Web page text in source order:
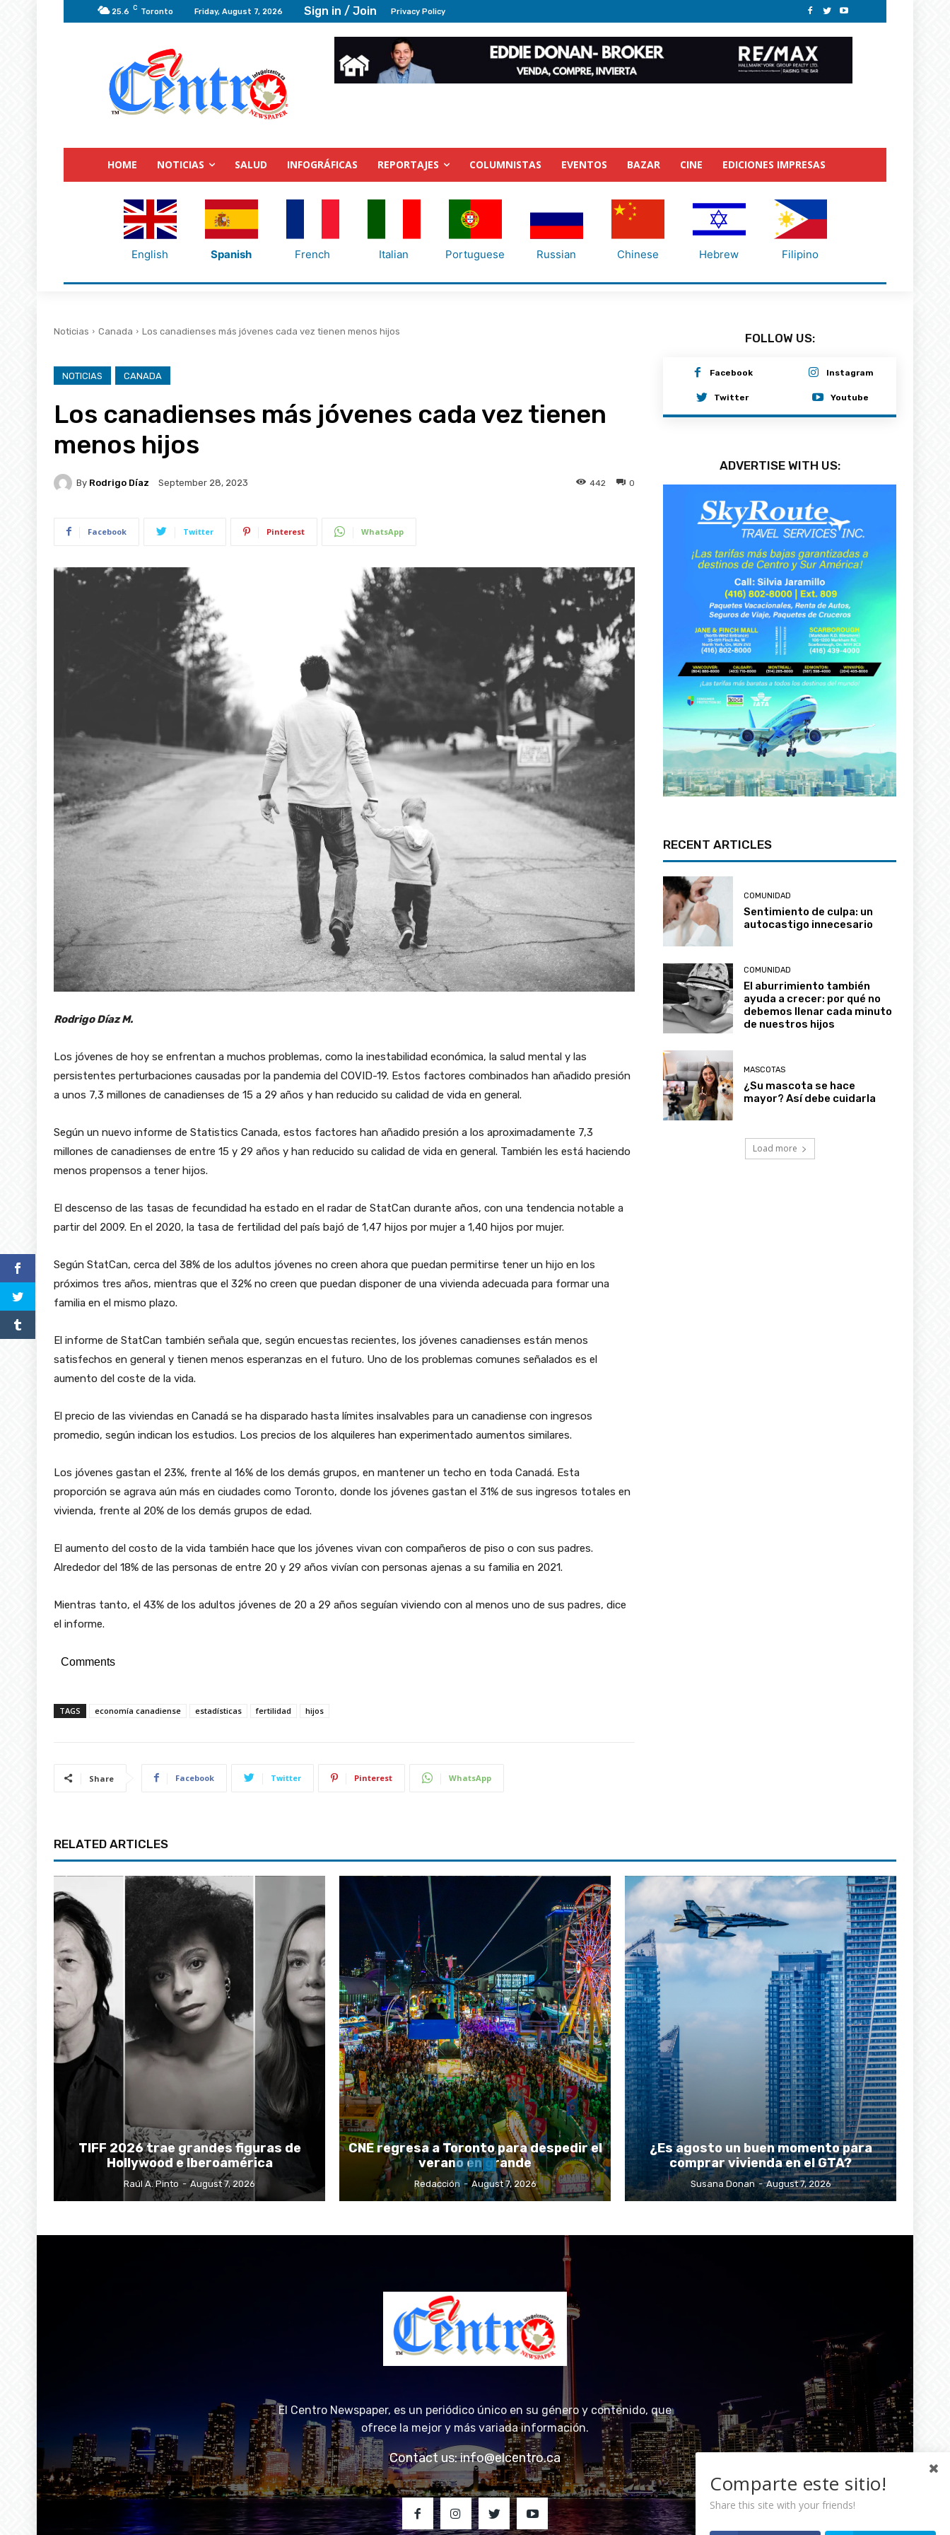
25.6 C Toronto Friday, August 7, 2026 Sign in / Join Privacy Policy
HOME NOTICIAS SALUD INFOGRÁFICAS REPORTAJES COLUMNISTAS EVENTOS BAZAR CINE EDICIONES IMPRESAS
English Spanish French Italian Portuguese Russian Chinese Hebrew Filipino
Noticias Canada Los canadienses más jóvenes cada vez tienen menos hijos
NOTICIAS CANADA
Los canadienses más jóvenes cada vez tienen
menos hijos
By Rodrigo Díaz September 28, 2023 0
442
Facebook Twitter Pinterest WhatsApp
Rodrigo Díaz M.
Los jóvenes de hoy se enfrentan a muchos problemas, como la inestabilidad económica, la salud mental y las
persistentes perturbaciones causadas por la pandemia del COVID-19. Estos factores combinados han añadido presión
a unos 7,3 millones de canadienses de 15 a 29 años y han reducido su calidad de vida en general.
Según un nuevo informe de Statistics Canada, estos factores han añadido presión a los aproximadamente 7,3
millones de canadienses de entre 15 y 29 años y han reducido su calidad de vida en general. También les está haciendo
menos propensos a tener hijos.
El descenso de las tasas de fecundidad ha estado en el radar de StatCan durante años, con una tendencia notable a
partir del 2009. En el 2020, la tasa de fertilidad del país bajó de 1,47 hijos por mujer a 1,40 hijos por mujer.
Según StatCan, cerca del 38% de los adultos jóvenes no creen ahora que puedan permitirse tener un hijo en los
próximos tres años, mientras que el 32% no creen que puedan disponer de una vivienda adecuada para formar una
familia en el mismo plazo.
El informe de StatCan también señala que, según encuestas recientes, los jóvenes canadienses están menos
satisfechos en general y tienen menos esperanzas en el futuro. Uno de los problemas comunes señalados es el
aumento del coste de la vida.
El precio de las viviendas en Canadá se ha disparado hasta límites insalvables para un canadiense con ingresos
promedio, según indican los estudios. Los precios de los alquileres han experimentado aumentos similares.
Los jóvenes gastan el 23%, frente al 16% de los demás grupos, en mantener un techo en toda Canadá. Esta
proporción se agrava aún más en ciudades como Toronto, donde los jóvenes gastan el 31% de sus ingresos totales en
vivienda, frente al 20% de los demás grupos de edad.
El aumento del costo de la vida también hace que los jóvenes vivan con compañeros de piso o con sus padres.
Alrededor del 18% de las personas de entre 20 y 29 años vivían con personas ajenas a su familia en 2021.
Mientras tanto, el 43% de los adultos jóvenes de 20 a 29 años seguían viviendo con al menos uno de sus padres, dice
el informe.
Comments
TAGS economía canadiense estadísticas fertilidad hijos
Share Facebook Twitter Pinterest WhatsApp
FOLLOW US:
Facebook Instagram
Twitter Youtube
ADVERTISE WITH US:
RECENT ARTICLES
COMUNIDAD
Sentimiento de culpa: un
COMUNIDAD
El aburrimiento también
ayuda a crecer: por qué no
debemos llenar cada minuto
MASCOTAS
¿Su mascota se hace
Load more
RELATED ARTICLES
TIFF 2026 trae grandes figuras de
Hollywood e Iberoamérica
Raúl A. Pinto - August 7, 2026
CNE regresa a Toronto para despedir el
verano en grande
Redacción - August 7, 2026
¿Es agosto un buen momento para
comprar vivienda en el GTA?
Susana Donan - August 7, 2026
El Centro Newspaper, es un periódico único en su género y contenido, que
ofrece la mejor y más variada información.
Contact us:info@elcentro.ca
Comparte este sitio!
Share this site with your friends!